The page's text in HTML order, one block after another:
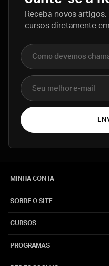
Receba novos
cursos diretamente
Nome completo
E-mail
MINHA CONTA
SOBRE O SITE
CURSOS
PROGRAMAS